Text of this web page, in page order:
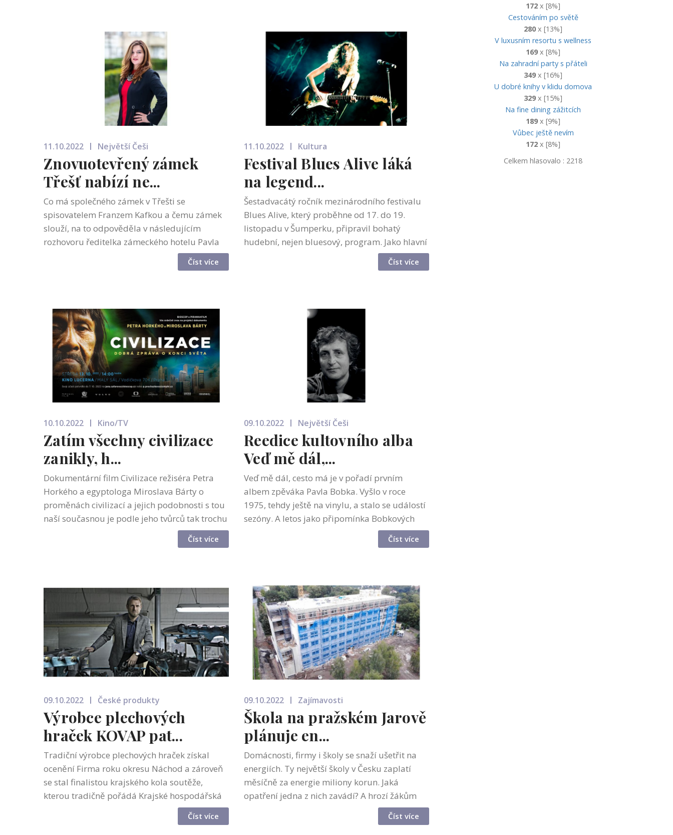
11.10.2022 Největší Češi
Znovuotevřený zámek
Třešť nabízí ne...
Co má společného zámek v Třešti se
spisovatelem Franzem Kafkou a čemu zámek
slouží, na to odpověděla v následujícím
rozhovoru ředitelka zámeckého hotelu Pavla
novorenesančním sídle tvrdí, že to byla láska
Číst více
11.10.2022 Kultura
Festival Blues Alive láká
na legend...
Šestadvacátý ročník mezinárodního festivalu
Blues Alive, který proběhne od 17. do 19.
listopadu v Šumperku, připravil bohatý
hudební, nejen bluesový, program. Jako hlavní
lákadla vystoupí například zásadní legenda
své generace, pianista, varhaník a z...
Číst více
10.10.2022 Kino/TV
Zatím všechny civilizace
zanikly, h...
Dokumentární film Civilizace režiséra Petra
Horkého a egyptologa Miroslava Bárty o
proměnách civilizací a jejich podobnosti s tou
naší současnou je podle jeho tvůrců tak trochu
výpravnou reality show našeho vlastního
kolapsu. Snímek, který filmaři na...
Číst více
09.10.2022 Největší Češi
Reedice kultovního alba
Veď mě dál,...
Veď mě dál, cesto má je v pořadí prvním
albem zpěváka Pavla Bobka. Vyšlo v roce
1975, tehdy ještě na vinylu, a stalo se událostí
sezóny. A letos jako připomínka Bobkových
nedožitých 85 let vychází u Supraphonu znovu,
Číst více
09.10.2022 České produkty
Výrobce plechových
hraček KOVAP pat...
Tradiční výrobce plechových hraček získal
ocenění Firma roku okresu Náchod a zároveň
se stal finalistou krajského kola soutěže,
kterou tradičně pořádá Krajské hospodářská
komora. Společnost KOVAP navazuje na
výrobu plechových hraček bratří Sedláků v...
Číst více
09.10.2022 Zajímavosti
Škola na pražském Jarově
plánuje en...
Domácnosti, firmy i školy se snaží ušetřit na
energiích. Ty největší školy v Česku zaplatí
měsíčně za energie miliony korun. Jaká
opatření jedna z nich zavádí? A hrozí žákům
kvůli úsporám další distanční výuka? Školy po
Číst více
172 x [8%]
Cestováním po světě
280 x [13%]
V luxusním resortu s wellness
169 x [8%]
Na zahradní party s přáteli
349 x [16%]
U dobré knihy v klidu domova
329 x [15%]
Na fine dining zážitcích
189 x [9%]
Vůbec ještě nevím
172 x [8%]
Celkem hlasovalo : 2218